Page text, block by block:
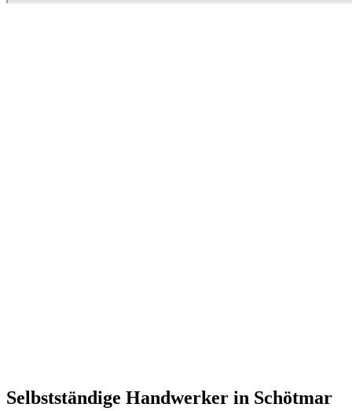
Selbstständige Handwerker in Schötmar